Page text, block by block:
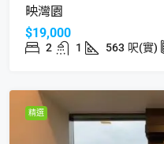
映灣園
$19,000
2 1 563 呎(實)
精選